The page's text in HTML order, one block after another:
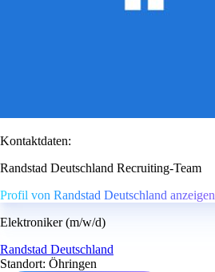
Kontaktdaten:
Randstad Deutschland Recruiting-Team
Profil von Randstad Deutschland anzeigen
Elektroniker (m/w/d)
Randstad Deutschland
Standort: Öhringen